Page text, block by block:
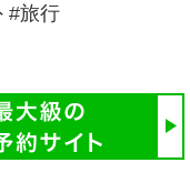
#旅行